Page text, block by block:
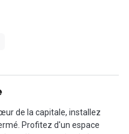
de la capitale, installez
Profitez d'un espace